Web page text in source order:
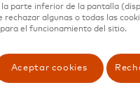
a las
que las
pago
la parte inferior de la pantalla
rechazar algunas o todas las
el funcionamiento del sitio.
Aceptar cookies